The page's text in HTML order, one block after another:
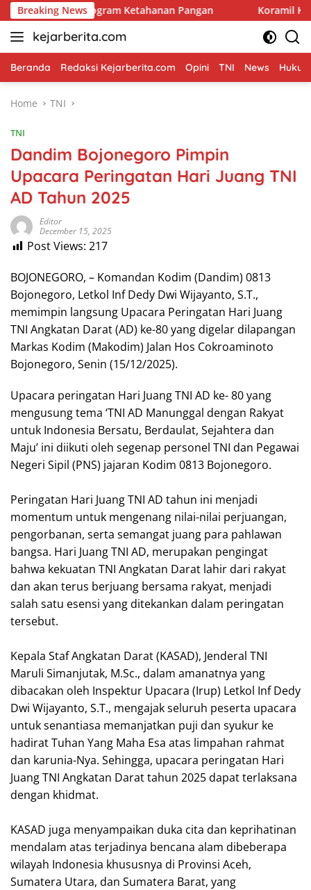
Skip
to
content
Breaking News
Program Ketahanan Pangan Koramil Kanigaran Hadir
kejarberita.com
Beranda Redaksi Kejarberita.com Opini TNI News
Home TNI
TNI
Dandim Bojonegoro Pimpin
Upacara Peringatan Hari Juang TNI
AD Tahun 2025
Editor
December 15, 2025
Post Views: 217
BOJONEGORO, – Komandan Kodim (Dandim) 0813
Bojonegoro, Letkol Inf Dedy Dwi Wijayanto, S.T.,
memimpin langsung Upacara Peringatan Hari Juang
TNI Angkatan Darat (AD) ke-80 yang digelar dilapangan
Markas Kodim (Makodim) Jalan Hos Cokroaminoto
Bojonegoro, Senin (15/12/2025).
Upacara peringatan Hari Juang TNI AD ke- 80 yang
mengusung tema ‘TNI AD Manunggal dengan Rakyat
untuk Indonesia Bersatu, Berdaulat, Sejahtera dan
Maju’ ini diikuti oleh segenap personel TNI dan Pegawai
Negeri Sipil (PNS) jajaran Kodim 0813 Bojonegoro.
‎Peringatan Hari Juang TNI AD tahun ini menjadi
momentum untuk mengenang nilai-nilai perjuangan,
pengorbanan, serta semangat juang para pahlawan
bangsa. Hari Juang TNI AD, merupakan pengingat
bahwa kekuatan TNI Angkatan Darat lahir dari rakyat
dan akan terus berjuang bersama rakyat, menjadi
salah satu esensi yang ditekankan dalam peringatan
tersebut.
‎Kepala Staf Angkatan Darat (KASAD), Jenderal TNI
Maruli Simanjutak, M.Sc., dalam amanatnya yang
dibacakan oleh Inspektur Upacara (Irup) Letkol Inf Dedy
Dwi Wijayanto, S.T., mengajak seluruh peserta upacara
untuk senantiasa memanjatkan puji dan syukur ke
hadirat Tuhan Yang Maha Esa atas limpahan rahmat
dan karunia-Nya. Sehingga, upacara peringatan Hari
Juang TNI Angkatan Darat tahun 2025 dapat terlaksana
dengan khidmat.
‎KASAD juga menyampaikan duka cita dan keprihatinan
mendalam atas terjadinya bencana alam dibeberapa
wilayah Indonesia khususnya di Provinsi Aceh,
Sumatera Utara, dan Sumatera Barat, yang